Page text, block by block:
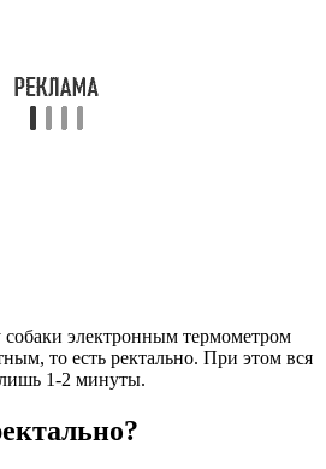
электронным термометром
то есть ректально. При этом вся
лишь 1-2 минуты.